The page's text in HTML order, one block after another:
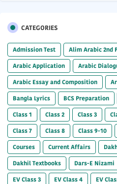
CATEGORIES
Admission Test Alim Arabic 2nd
Arabic Application
Arabic
Arabic Essay and Composition
Bangla Lyrics
BCS Preparation
Class 1
Class 2 Class 3
Class 7
Class 8 Class 9-10
Courses
Current Affairs
Dakhil Textbooks
Dars-E Nizami
EV Class 3
EV Class 4 EV